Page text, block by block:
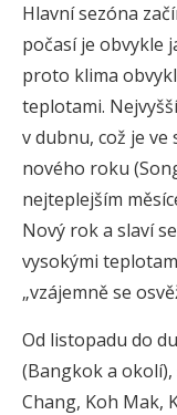
Hlavní sezóna
počasí je obvykle
proto klima
teplotami.
v dubnu, což je
nového roku
nejteplejším
Nový rok a slaví
vysokými
„vzájemně se
Od listopadu do
(Bangkok a
Chang, Koh Mak,